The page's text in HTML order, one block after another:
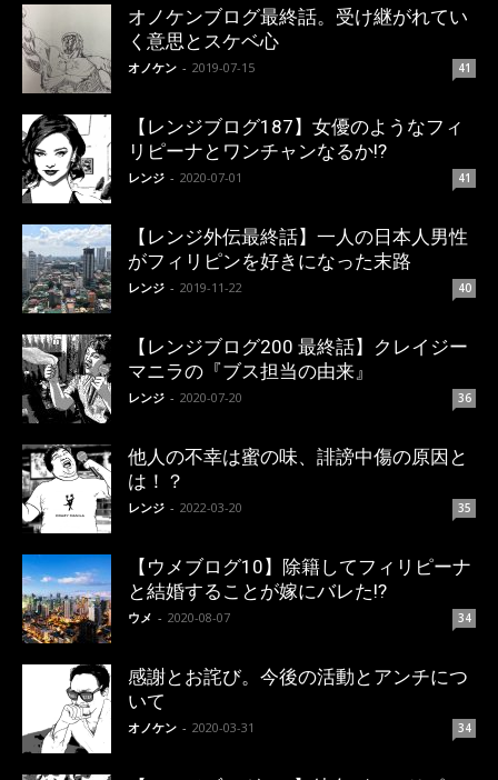
オノケンブログ最終話。受け継がれてい
く意思とスケベ心
オノケン - 2019-07-15 41
【レンジブログ187】女優のようなフィ
リピーナとワンチャンなるか!?
レンジ - 2020-07-01 41
【レンジ外伝最終話】一人の日本人男性
がフィリピンを好きになった末路
レンジ - 2019-11-22 40
【レンジブログ200 最終話】クレイジー
マニラの『ブス担当の由来』
レンジ - 2020-07-20 36
他人の不幸は蜜の味、誹謗中傷の原因と
は！？
レンジ - 2022-03-20 35
【ウメブログ10】除籍してフィリピーナ
と結婚することが嫁にバレた!?
ウメ - 2020-08-07 34
感謝とお詫び。今後の活動とアンチにつ
いて
オノケン - 2020-03-31 34